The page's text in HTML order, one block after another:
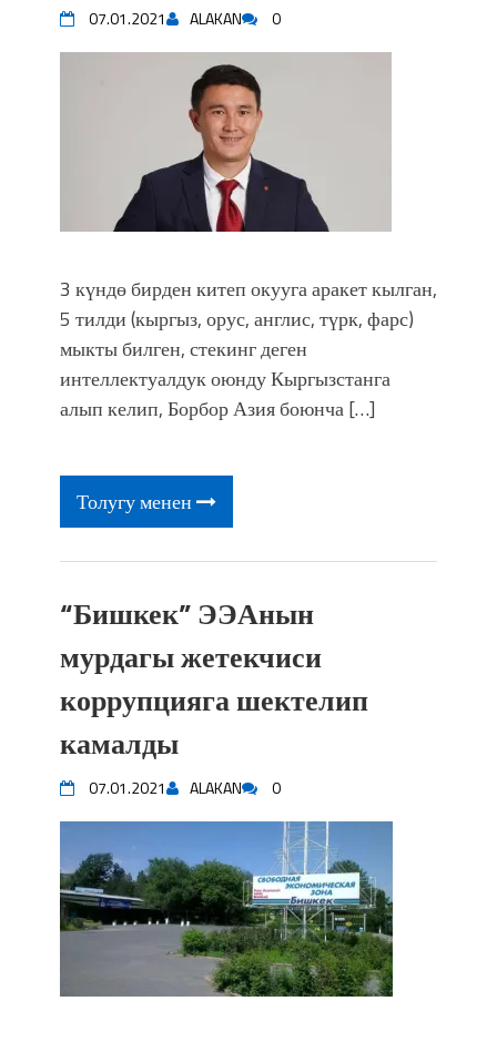
07.01.2021 ALAKAN 0
3 күндө бирден китеп окууга аракет кылган,
5 тилди (кыргыз, орус, англис, түрк, фарс)
мыкты билген, стекинг деген
интеллектуалдук оюнду Кыргызстанга
алып келип, Борбор Азия боюнча […]
Толугу менен
“Бишкек” ЭЭАнын
мурдагы жетекчиси
коррупцияга шектелип
камалды
07.01.2021 ALAKAN 0